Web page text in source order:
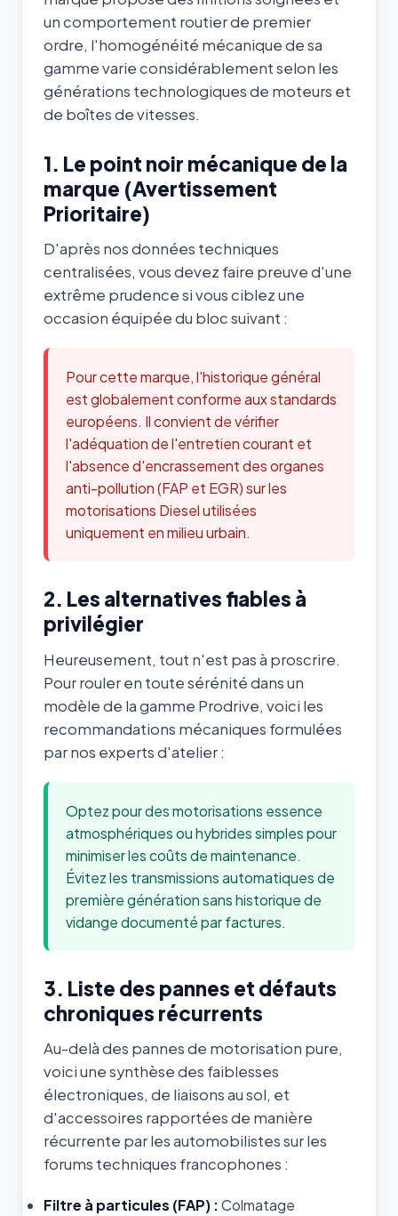
un comportement routier de premier
ordre, l'homogénéité mécanique de sa
gamme varie considérablement selon les
générations technologiques de moteurs et
de boîtes de vitesses.
1. Le point noir mécanique de la
marque (Avertissement
Prioritaire)
D'après nos données techniques
centralisées, vous devez faire preuve d'une
extrême prudence si vous ciblez une
occasion équipée du bloc suivant :
Pour cette marque, l'historique général
est globalement conforme aux standards
européens. Il convient de vérifier
l'adéquation de l'entretien courant et
l'absence d'encrassement des organes
anti-pollution (FAP et EGR) sur les
motorisations Diesel utilisées
uniquement en milieu urbain.
2. Les alternatives fiables à
privilégier
Heureusement, tout n'est pas à proscrire.
Pour rouler en toute sérénité dans un
modèle de la gamme Prodrive, voici les
recommandations mécaniques formulées
par nos experts d'atelier :
Optez pour des motorisations essence
atmosphériques ou hybrides simples pour
minimiser les coûts de maintenance.
Évitez les transmissions automatiques de
première génération sans historique de
vidange documenté par factures.
3. Liste des pannes et défauts
chroniques récurrents
Au-delà des pannes de motorisation pure,
voici une synthèse des faiblesses
électroniques, de liaisons au sol, et
d'accessoires rapportées de manière
récurrente par les automobilistes sur les
forums techniques francophones :
Filtre à particules (FAP) :Colmatage